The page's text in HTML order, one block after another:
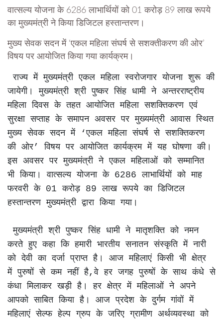
वात्सल्य योजना के 6286 लाभार्थियों को 01 करोड़ 89 लाख रूपये
का मुख्यमंत्री ने किया डिजिटल हस्तान्तरण।
मुख्य सेवक सदन में ‘एकल महिला संघर्ष से सशक्तीकरण की ओर’
विषय पर आयोजित किया गया कार्यक्रम।
राज्य में मुख्यमंत्री एकल महिला स्वरोजगार योजना शुरू की
जायेगी। मुख्यमंत्री श्री पुष्कर सिंह धामी ने अन्तरराष्ट्रीय
महिला दिवस के तहत आयोजित महिला सशक्तिकरण एवं
सुरक्षा सप्ताह के समापन अवसर पर मुख्यमंत्री आवास स्थित
मुख्य सेवक सदन में ‘एकल महिला संघर्ष से सशक्तिकरण
की ओर’ विषय पर आयोजित कार्यक्रम में यह घोषणा की।
इस अवसर पर मुख्यमंत्री ने एकल महिलाओं को सम्मानित
भी किया। वात्सल्य योजना के 6286 लाभार्थियों को माह
फरवरी के 01 करोड़ 89 लाख रूपये का डिजिटल
हस्तान्तरण मुख्यमंत्री द्वारा किया गया।
मुख्यमंत्री श्री पुष्कर सिंह धामी ने मातृशक्ति को नमन
करते हुए कहा कि हमारी भारतीय सनातन संस्कृति में नारी
को देवी का दर्जा प्राप्त है। आज महिलाएं किसी भी क्षेत्र
में पुरुषों से कम नहीं है,वे हर जगह पुरुषों के साथ कंधे से
कंधा मिलाकर खड़ी है। हर क्षेत्र में महिलाओं ने अपने
आपको साबित किया है। आज प्रदेश के दुर्गम गांवों में
महिलाएं सेल्फ हेल्प ग्रुप के जरिए ग्रामीण अर्थव्यवस्था को